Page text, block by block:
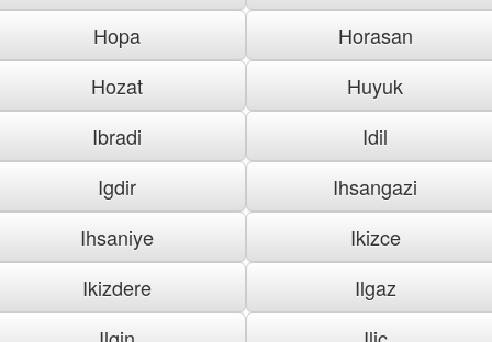
Hopa
Horasan
Hozat
Huyuk
Ibradi
Idil
Igdir
Ihsangazi
Ihsaniye
Ikizce
Ikizdere
Ilgaz